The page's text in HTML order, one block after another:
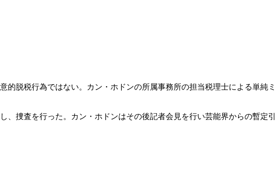
脱税行為ではない。カン・ホドンの所属事務所の担当税理士による単純ミ
捜査を行った。カン・ホドンはその後記者会見を行い芸能界からの暫定引